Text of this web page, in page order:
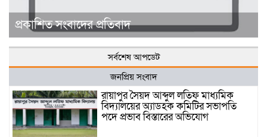
প্রকাশিত সংবাদের প্রতিবাদ
সর্বশেষ আপডেট
জনপ্রিয় সংবাদ
রায়াপুর সৈয়দ আব্দুল লতিফ মাধ্যমিক
বিদ্যালয়ের অ্যাডহক কমিটির সভাপতি
পদে প্রভাব বিস্তারের অভিযোগ